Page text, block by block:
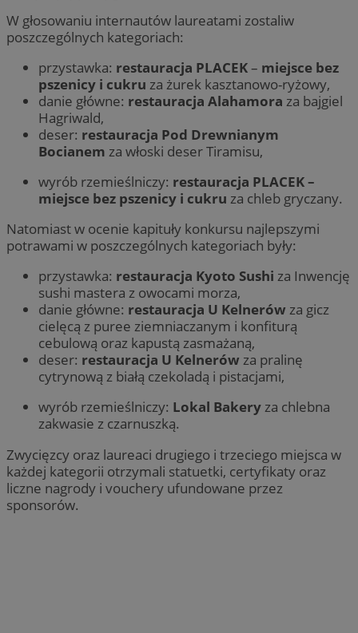
W głosowaniu internautów laureatami zostaliw
poszczególnych kategoriach:
przystawka: restauracja PLACEK– miejsce bez
pszenicy i cukru za żurek kasztanowo-ryżowy,
danie główne: restauracja Alahamora za bajgiel
Hagriwald,
deser: restauracja Pod Drewnianym
Bocianem za włoski deser Tiramisu,
wyrób rzemieślniczy: restauracja PLACEK–
miejsce bez pszenicy i cukru za chleb gryczany.
Natomiast w ocenie kapituły konkursu najlepszymi
potrawami w poszczególnych kategoriach były:
przystawka: restauracja Kyoto Sushi za Inwencję
sushi mastera z owocami morza,
danie główne: restauracja U Kelnerów za gicz
cielęcą z puree ziemniaczanym i konfiturą
cebulową oraz kapustą zasmażaną,
deser: restauracja U Kelnerów za pralinę
cytrynową z białą czekoladą i pistacjami,
wyrób rzemieślniczy: Lokal Bakeryza chlebna
zakwasie z czarnuszką.
Zwycięzcy oraz laureaci drugiego i trzeciego miejsca w
każdej kategorii otrzymali statuetki, certyfikaty oraz
liczne nagrody i vouchery ufundowane przez
sponsorów.